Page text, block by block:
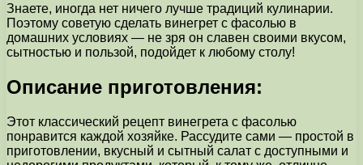
Знаете, иногда нет ничего лучше традиций кулинарии.
Поэтому советую сделать винегрет с фасолью в
домашних условиях — не зря он славен своими вкусом,
сытностью и пользой, подойдет к любому столу!
Описание приготовления:
Этот классический рецепт винегрета с фасолью
понравится каждой хозяйке. Рассудите сами — простой в
приготовлении, вкусный и сытный салат с доступными и